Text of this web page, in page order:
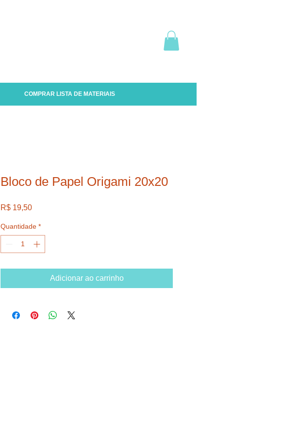
COMPRAR LISTA DE MATERIAIS
Bloco de Papel Origami 20x20
R$ 19,50Preço
Quantidade *
Adicionar ao carrinho